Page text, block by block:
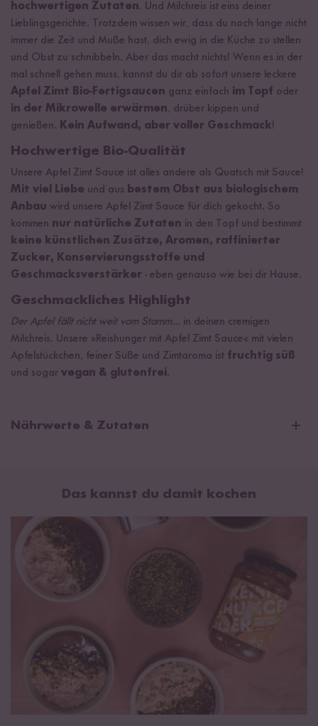
hochwertigen Zutaten. Und Milchreis ist eins deiner
Lieblingsgerichte. Trotzdem wissen wir, dass du noch lange nicht
immer die Zeit und Muße hast, dich ewig in die Küche zu stellen
und Obst zu schnibbeln. Aber das macht nichts! Wenn es in der
mal schnell gehen muss, kannst du dir ab sofort unsere leckere
Apfel Zimt Bio-Fertigsaucen ganz einfach im Topf oder
in der Mikrowelle erwärmen, drüber kippen und
genießen. Kein Aufwand, aber voller Geschmack!
Hochwertige Bio-Qualität
Unsere Apfel Zimt Sauce ist alles andere als Quatsch mit Sauce!
Mit viel Liebe und aus bestem Obst aus biologischem
Anbau wird unsere Apfel Zimt Sauce für dich gekocht. So
kommen nur natürliche Zutaten in den Topf und bestimmt
keine künstlichen Zusätze, Aromen, raffinierter
Zucker, Konservierungsstoffe und
Geschmacksverstärker - eben genauso wie bei dir Hause.
Geschmackliches Highlight
Der Apfel fällt nicht weit vom Stamm... in deinen cremigen
Milchreis. Unsere »Reishunger mit Apfel Zimt Sauce« mit vielen
Apfelstückchen, feiner Süße und Zimtaroma ist fruchtig süß
und sogar vegan & glutenfrei.
Nährwerte & Zutaten
davon gesättigte Fettsäuren
Kohlenhydrate
davon Zucker 18 g
Wasser, Äpfel* 33 %, Apfelmark* 13 %, Agavendicksaft*,
Apfelsaftkonzentrat* 6 %, Sultaninen* 2,7 %, Verdickungsmittel
(Johannisbrotkernmehl*, Guarkernmehl*), Zimt* 0,5 %,
Zitronensaftkonzentrat*, Sonnenblumenöl*. *aus kontrolliert
biologischem Anbau mit der Bio Kontrollnummer DE-ÖKO-003.
Das kannst du damit kochen